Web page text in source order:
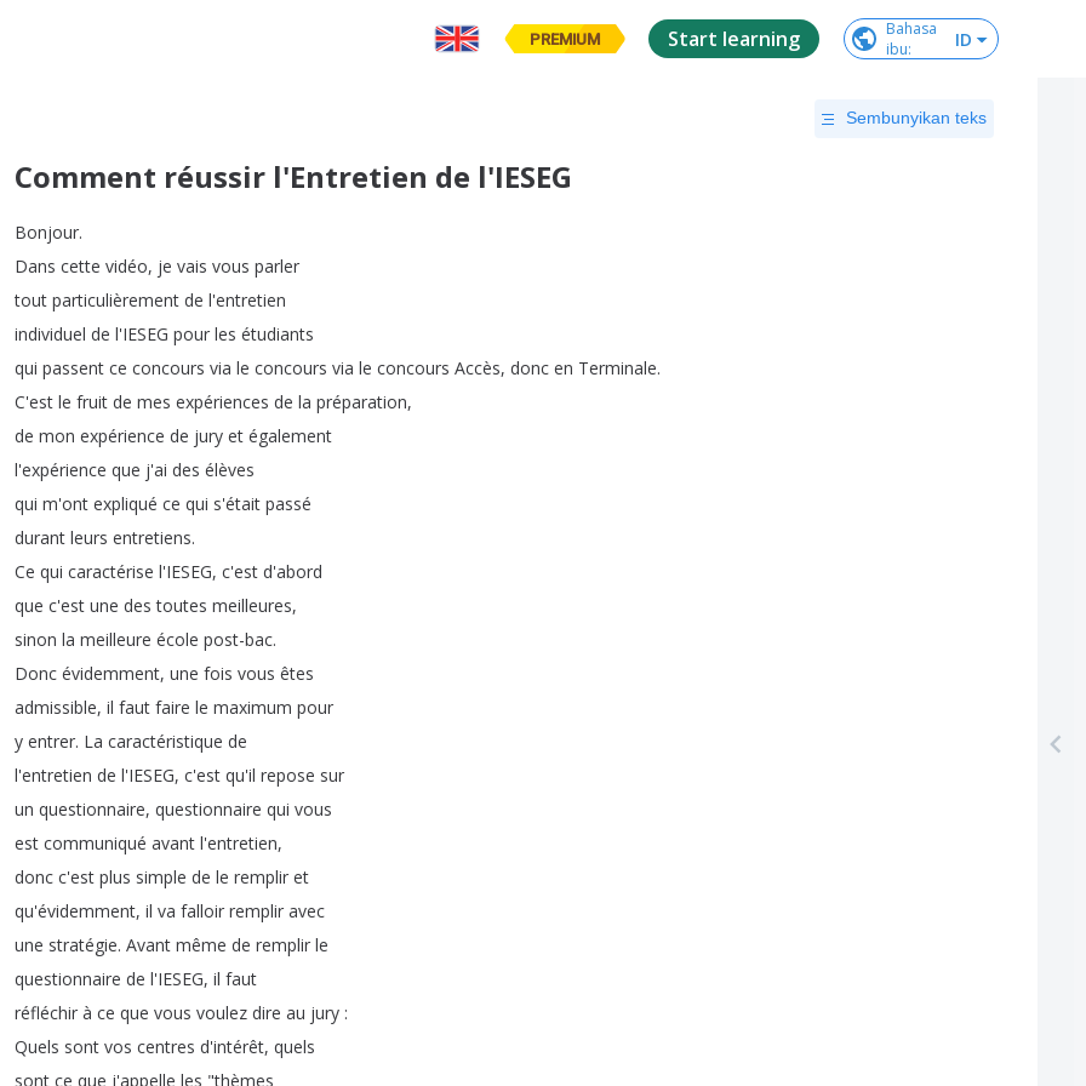
PREMIUM Start learning
Bahasa
ibu: ID
Sembunyikan teks
Comment réussir l'Entretien de l'IESEG
Bonjour.
Dans cette vidéo, je vais vous parler
tout particulièrement de l'entretien
individuel de l'IESEG pour les étudiants
qui passent ce concours via le concours via le concours Accès, donc en Terminale.
C'est le fruit de mes expériences de la préparation,
de mon expérience de jury et également
l'expérience que j'ai des élèves
qui m'ont expliqué ce qui s'était passé
durant leurs entretiens.
Ce qui caractérise l'IESEG, c'est d'abord
que c'est une des toutes meilleures,
sinon la meilleure école post-bac.
Donc évidemment, une fois vous êtes
admissible, il faut faire le maximum pour
y entrer. La caractéristique de
l'entretien de l'IESEG, c'est qu'il repose sur
un questionnaire, questionnaire qui vous
est communiqué avant l'entretien,
donc c'est plus simple de le remplir et
qu'évidemment, il va falloir remplir avec
une stratégie. Avant même de remplir le
questionnaire de l'IESEG, il faut
réfléchir à ce que vous voulez dire au jury :
Quels sont vos centres d'intérêt, quels
sont ce que j'appelle les "thèmes